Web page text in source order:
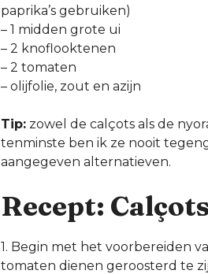
paprika’s gebruiken)
– 1 midden grote ui
– 2 knoflooktenen
– 2 tomaten
– olijfolie, zout en azijn
Tip: zowel de calçots als de
tenminste ben ik ze nooit
aangegeven alternatieven.
Recept:
1. Begin met het voorbereiden
tomaten dienen geroosterd te